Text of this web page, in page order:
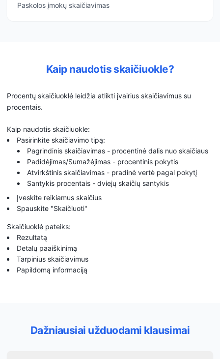
Paskolos įmokų skaičiavimas
Kaip naudotis skaičiuokle?
Procentų skaičiuoklė leidžia atlikti įvairius skaičiavimus su
procentais.
Kaip naudotis skaičiuokle:
Pasirinkite skaičiavimo tipą:
Pagrindinis skaičiavimas - procentinė dalis nuo skaičiaus
Padidėjimas/Sumažėjimas - procentinis pokytis
Atvirkštinis skaičiavimas - pradinė vertė pagal pokytį
Santykis procentais - dviejų skaičių santykis
Įveskite reikiamus skaičius
Spauskite "Skaičiuoti"
Skaičiuoklė pateiks:
Rezultatą
Detalų paaiškinimą
Tarpinius skaičiavimus
Papildomą informaciją
Dažniausiai užduodami klausimai